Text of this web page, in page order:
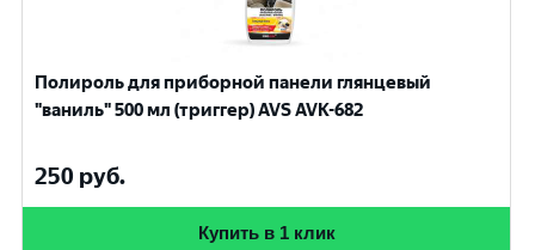
Полироль для приборной панели глянцевый
"ваниль" 500 мл (триггер) AVS AVK-682
250 руб.
Купить в 1 клик